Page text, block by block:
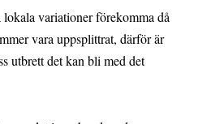
variationer förekomma då
vara uppsplittrat, därför är
utbrett det kan bli med det